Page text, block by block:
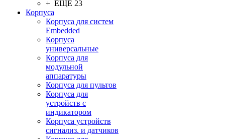
+ ЕЩЕ 23
Корпуса
Корпуса для систем
Embedded
Корпуса
универсальные
Корпуса для
модульной
аппаратуры
Корпуса для пультов
Корпуса для
устройств с
индикатором
Корпуса устройств
сигнализ. и датчиков